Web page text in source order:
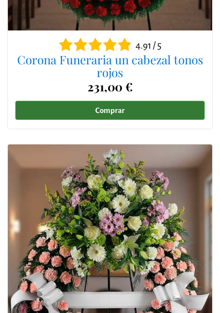
4.91 / 5
Corona Funeraria un cabezal tonos
rojos
231,00 €
Comprar